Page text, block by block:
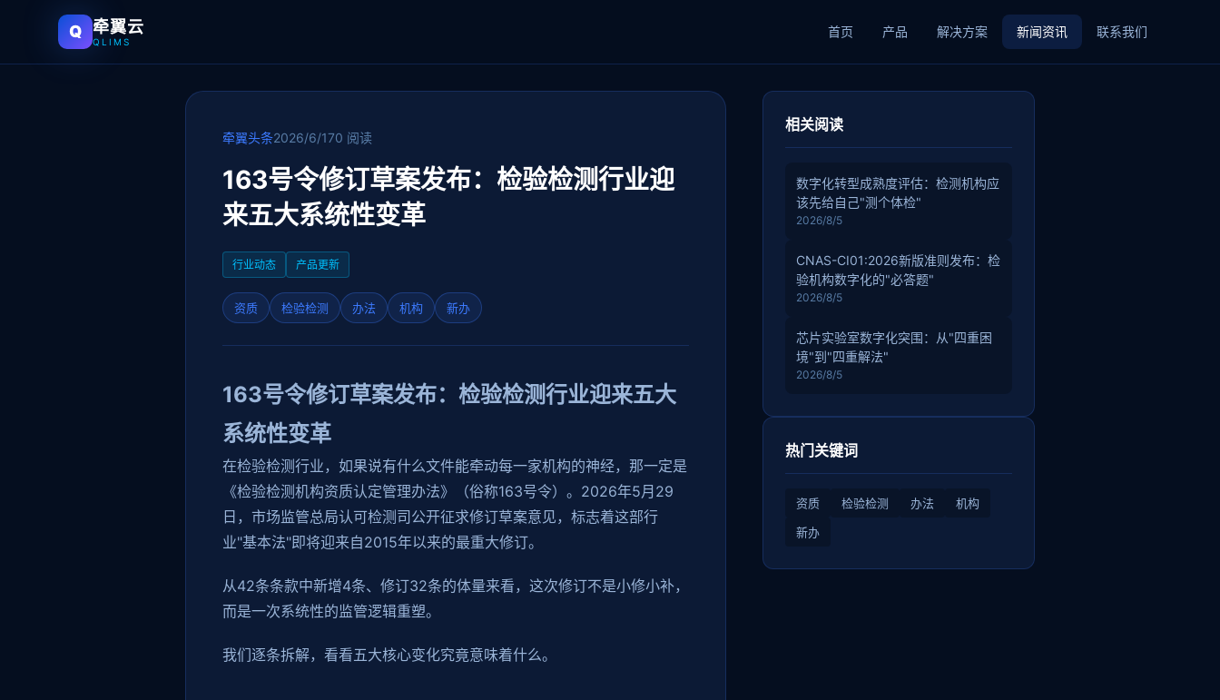
Q 牵翼云
QLIMS
首页 产品 解决方案 新闻资讯 联系我们
牵翼头条2026/6/170 阅读
163号令修订草案发布：检验检测行业迎
来五大系统性变革
行业动态 产品更新
资质 检验检测 办法 机构 新办
163号令修订草案发布：检验检测行业迎来五大
系统性变革
在检验检测行业，如果说有什么文件能牵动每一家机构的神经，那一定是
《检验检测机构资质认定管理办法》（俗称163号令）。2026年5月29
日，市场监管总局认可检测司公开征求修订草案意见，标志着这部行
业"基本法"即将迎来自2015年以来的最重大修订。
从42条条款中新增4条、修订32条的体量来看，这次修订不是小修小补，
而是一次系统性的监管逻辑重塑。
我们逐条拆解，看看五大核心变化究竟意味着什么。
相关阅读
数字化转型成熟度评估：检测机构应
该先给自己"测个体检"
2026/8/5
CNAS-CI01:2026新版准则发布：检
验机构数字化的"必答题"
2026/8/5
芯片实验室数字化突围：从"四重困
境"到"四重解法"
2026/8/5
热门关键词
资质 检验检测 办法
机构
新办